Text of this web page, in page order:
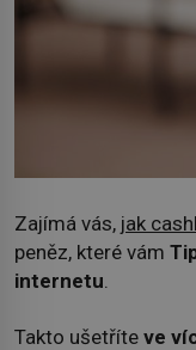
Zajímá vás, jak
peněz, které vám
internetu.
Takto ušetříte ve